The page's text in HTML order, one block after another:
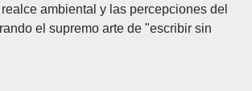
ambiental y las percepciones del
el supremo arte de "escribir sin